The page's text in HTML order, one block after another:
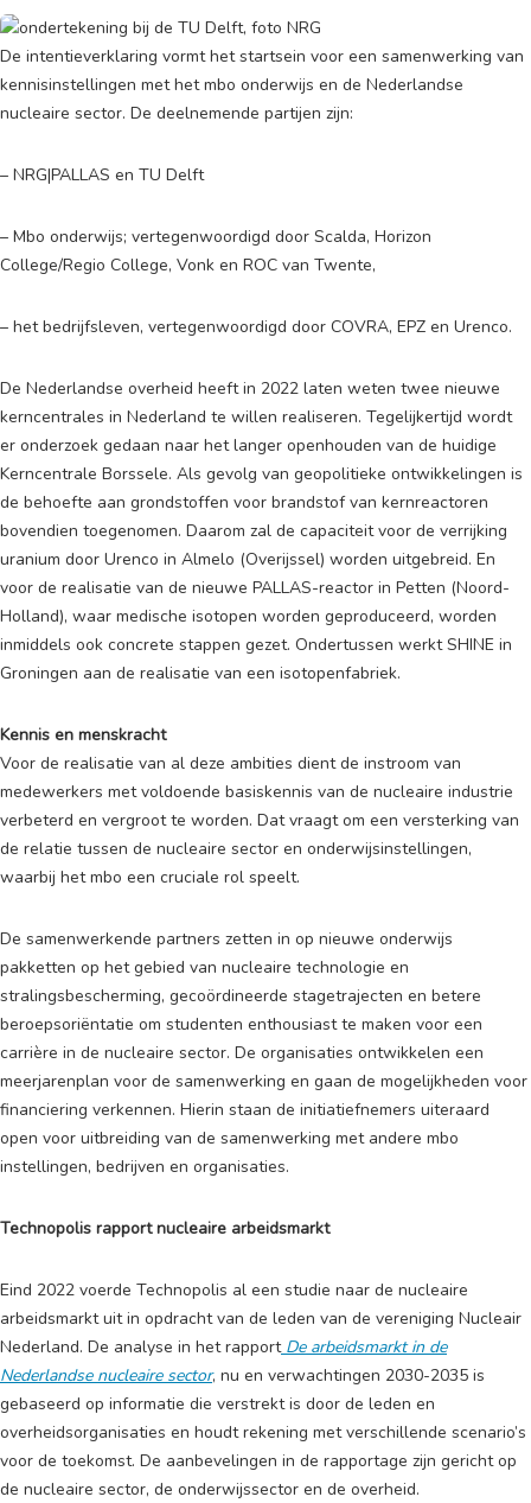
De intentieverklaring vormt het startsein voor een samenwerking van
kennisinstellingen met het mbo onderwijs en de Nederlandse
nucleaire sector. De deelnemende partijen zijn:
– NRG|PALLAS en TU Delft
– Mbo onderwijs; vertegenwoordigd door Scalda, Horizon
College/Regio College, Vonk en ROC van Twente,
– het bedrijfsleven, vertegenwoordigd door COVRA, EPZ en Urenco.
De Nederlandse overheid heeft in 2022 laten weten twee nieuwe
kerncentrales in Nederland te willen realiseren. Tegelijkertijd wordt
er onderzoek gedaan naar het langer openhouden van de huidige
Kerncentrale Borssele. Als gevolg van geopolitieke ontwikkelingen is
de behoefte aan grondstoffen voor brandstof van kernreactoren
bovendien toegenomen. Daarom zal de capaciteit voor de verrijking
uranium door Urenco in Almelo (Overijssel) worden uitgebreid. En
voor de realisatie van de nieuwe PALLAS-reactor in Petten (Noord-
Holland), waar medische isotopen worden geproduceerd, worden
inmiddels ook concrete stappen gezet. Ondertussen werkt SHINE in
Groningen aan de realisatie van een isotopenfabriek.
Kennis en menskracht
Voor de realisatie van al deze ambities dient de instroom van
medewerkers met voldoende basiskennis van de nucleaire industrie
verbeterd en vergroot te worden. Dat vraagt om een versterking van
de relatie tussen de nucleaire sector en onderwijsinstellingen,
waarbij het mbo een cruciale rol speelt.
De samenwerkende partners zetten in op nieuwe onderwijs
pakketten op het gebied van nucleaire technologie en
stralingsbescherming, gecoördineerde stagetrajecten en betere
beroepsoriëntatie om studenten enthousiast te maken voor een
carrière in de nucleaire sector. De organisaties ontwikkelen een
meerjarenplan voor de samenwerking en gaan de mogelijkheden voor
financiering verkennen. Hierin staan de initiatiefnemers uiteraard
open voor uitbreiding van de samenwerking met andere mbo
instellingen, bedrijven en organisaties.
Technopolis rapport nucleaire arbeidsmarkt
Eind 2022 voerde Technopolis al een studie naar de nucleaire
arbeidsmarkt uit in opdracht van de leden van de vereniging Nucleair
Nederland. De analyse in het rapport De arbeidsmarkt in de
Nederlandse nucleaire sector, nu en verwachtingen 2030-2035 is
gebaseerd op informatie die verstrekt is door de leden en
overheidsorganisaties en houdt rekening met verschillende scenario’s
voor de toekomst. De aanbevelingen in de rapportage zijn gericht op
de nucleaire sector, de onderwijssector en de overheid.